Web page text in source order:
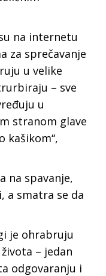
na internetu
za sprečavanje
u velike
– sve
u
stranom glave
kašikom“,
na spavanje,
a smatra se da
je ohrabruju
– jedan
odgovaranju i